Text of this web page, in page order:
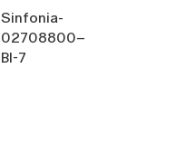
Sinfonia-
02708800–
BI-7